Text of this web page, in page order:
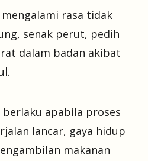
rasa tidak
senak perut, pedih
dalam badan akibat
berlaku apabila proses
lancar, gaya hidup
makanan